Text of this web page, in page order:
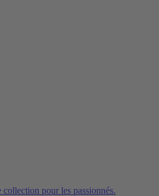
pour les passionnés.